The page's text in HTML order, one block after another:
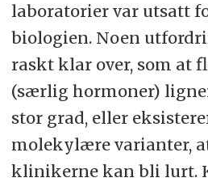
laboratorier var utsatt
biologien. Noen
raskt klar over, som at
(særlig hormoner)
stor grad, eller
molekylære varianter,
klinikerne kan bli lurt.